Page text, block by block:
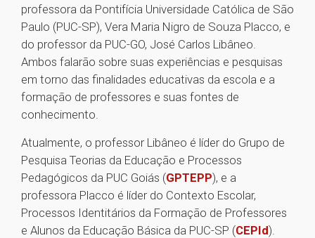
professora da Pontifícia Universidade Católica de São
Paulo (PUC-SP), Vera Maria Nigro de Souza Placco, e
do professor da PUC-GO, José Carlos Libâneo.
Ambos falarão sobre suas experiências e pesquisas
em torno das finalidades educativas da escola e a
formação de professores e suas fontes de
conhecimento.
Atualmente, o professor Libâneo é líder do Grupo de
Pesquisa Teorias da Educação e Processos
Pedagógicos da PUC Goiás (GPTEPP), e a
professora Placco é líder do Contexto Escolar,
Processos Identitários da Formação de Professores
e Alunos da Educação Básica da PUC-SP (CEPId).